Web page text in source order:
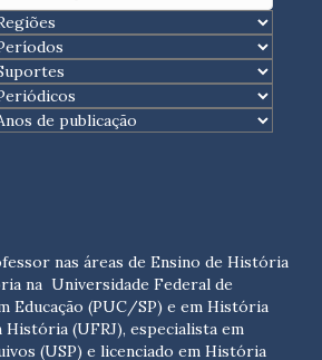
nas áreas de Ensino de História
na Universidade Federal de
Educação (PUC/SP) e em História
História (UFRJ), especialista em
(USP) e licenciado em História